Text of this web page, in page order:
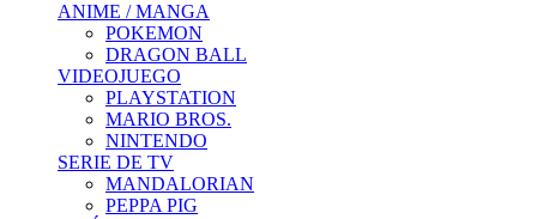
ANIME / MANGA
POKEMON
DRAGON BALL
VIDEOJUEGO
PLAYSTATION
MARIO BROS.
NINTENDO
SERIE DE TV
MANDALORIAN
PEPPA PIG